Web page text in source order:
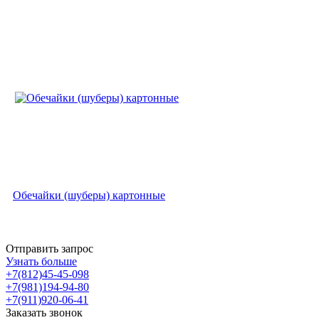
Обечайки (шуберы) картонные
Отправить запрос
Узнать больше
+7(812)45-45-098
+7(981)194-94-80
+7(911)920-06-41
Заказать звонок